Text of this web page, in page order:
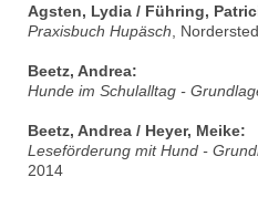
Agsten, Lydia / Führing,
Praxisbuch Hupäsch ,
Beetz, Andrea:
Hunde im Schulalltag -
Beetz, Andrea / Heyer, Meike:
Leseförderung mit Hund -
2014